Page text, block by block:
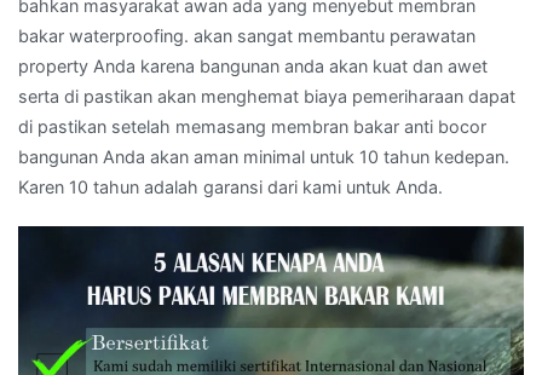
bahkan masyarakat awan ada yang menyebut membran
bakar waterproofing. akan sangat membantu perawatan
property Anda karena bangunan anda akan kuat dan awet
serta di pastikan akan menghemat biaya pemeriharaan dapat
di pastikan setelah memasang membran bakar anti bocor
bangunan Anda akan aman minimal untuk 10 tahun kedepan.
Karen 10 tahun adalah garansi dari kami untuk Anda.